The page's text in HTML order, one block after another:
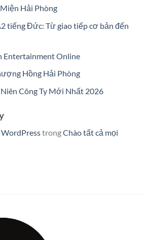
Hải Phòng
tiếng Đức: Từ giao tiếp cơ bản đến
Entertainment Online
Hồng Hải Phòng
Công Ty Mới Nhất 2026
trongChào tất cả mọi